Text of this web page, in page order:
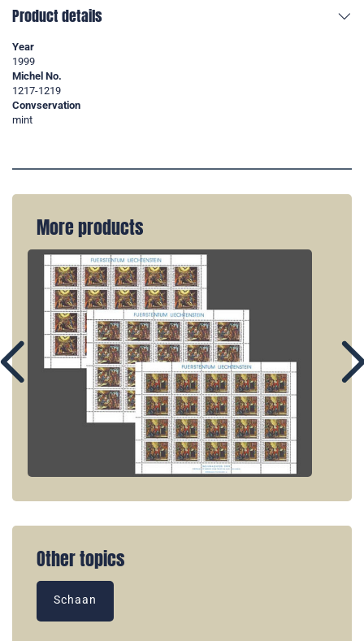
Product details
Year
1999
Michel No.
1217-1219
Convservation
mint
More products
Other topics
Schaan